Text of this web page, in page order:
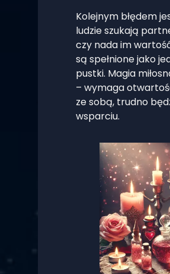
Kolejnym błędem
ludzie szukają
czy nada im
są spełnione jako
pustki. Magia
– wymaga
ze sobą, trudno
wsparciu.